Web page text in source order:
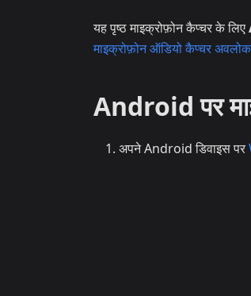
यह पृष्ठ माइक्रोफ़ोन कैप्चर के लिए
माइक्रोफ़ोन ऑडियो कैप्चर
Android पर
अपने Android डिवाइस पर